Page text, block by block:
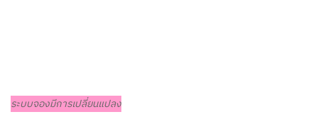
ระบบจองมีการเปลี่ยนแปลง